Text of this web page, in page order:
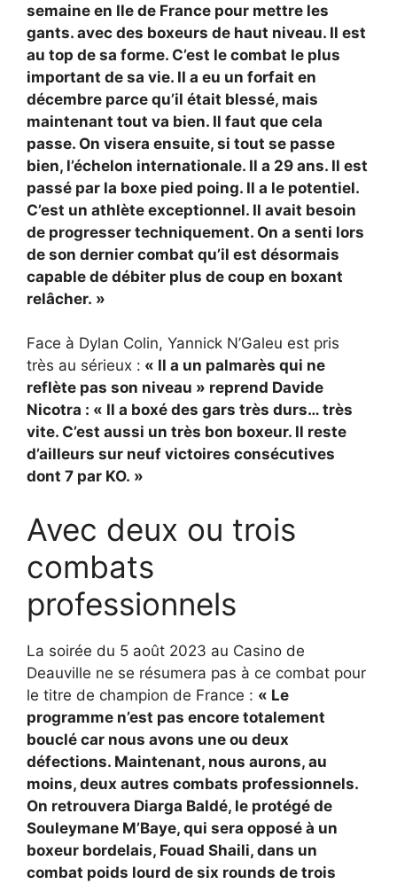
semaine en Ile de France pour mettre les
gants. avec des boxeurs de haut niveau. Il est
au top de sa forme. C’est le combat le plus
important de sa vie. II a eu un forfait en
décembre parce qu’il était blessé, mais
maintenant tout va bien. Il faut que cela
passe. On visera ensuite, si tout se passe
bien, l’échelon internationale. Il a 29 ans. Il est
passé par la boxe pied poing. Il a le potentiel.
C’est un athlète exceptionnel. Il avait besoin
de progresser techniquement. On a senti lors
de son dernier combat qu’il est désormais
capable de débiter plus de coup en boxant
relâcher. »
Face à Dylan Colin, Yannick N’Galeu est pris
très au sérieux : « Il a un palmarès qui ne
reflète pas son niveau » reprend Davide
Nicotra : « Il a boxé des gars très durs… très
vite. C’est aussi un très bon boxeur. Il reste
d’ailleurs sur neuf victoires consécutives
dont 7 par KO. »
Avec deux ou trois
combats
professionnels
La soirée du 5 août 2023 au Casino de
Deauville ne se résumera pas à ce combat pour
le titre de champion de France : « Le
programme n’est pas encore totalement
bouclé car nous avons une ou deux
défections. Maintenant, nous aurons, au
moins, deux autres combats professionnels.
On retrouvera Diarga Baldé, le protégé de
Souleymane M’Baye, qui sera opposé à un
boxeur bordelais, Fouad Shaili, dans un
combat poids lourd de six rounds de trois